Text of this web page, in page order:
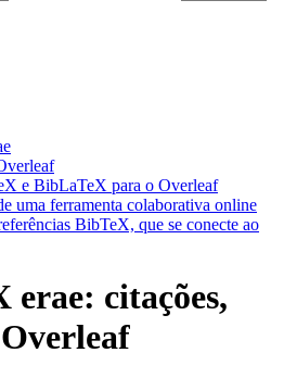
e BibLaTeX para o Overleaf
uma ferramenta colaborativa online
BibTeX, que se conecte ao
erae: citações,